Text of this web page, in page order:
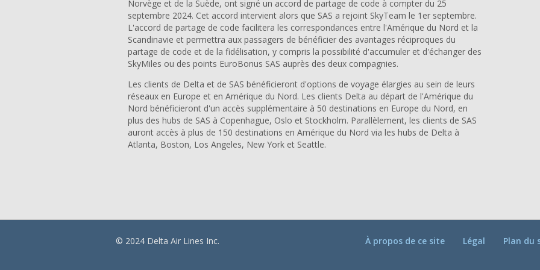
Norvège et de la Suède, ont signé un accord de partage de code à compter du 25
septembre 2024. Cet accord intervient alors que SAS a rejoint SkyTeam le 1er septembre.
L'accord de partage de code facilitera les correspondances entre l'Amérique du Nord et la
Scandinavie et permettra aux passagers de bénéficier des avantages réciproques du
partage de code et de la fidélisation, y compris la possibilité d'accumuler et d'échanger des
SkyMiles ou des points EuroBonus SAS auprès des deux compagnies.
Les clients de Delta et de SAS bénéficieront d'options de voyage élargies au sein de leurs
réseaux en Europe et en Amérique du Nord. Les clients Delta au départ de l'Amérique du
Nord bénéficieront d'un accès supplémentaire à 50 destinations en Europe du Nord, en
plus des hubs de SAS à Copenhague, Oslo et Stockholm. Parallèlement, les clients de SAS
auront accès à plus de 150 destinations en Amérique du Nord via les hubs de Delta à
Atlanta, Boston, Los Angeles, New York et Seattle.
© 2024 Delta Air Lines Inc. À propos de ce site Légal Plan du